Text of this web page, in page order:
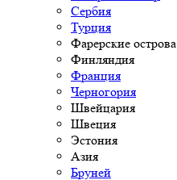
Сербия
Турция
Фарерские острова
Финляндия
Франция
Черногория
Швейцария
Швеция
Эстония
Азия
Бруней